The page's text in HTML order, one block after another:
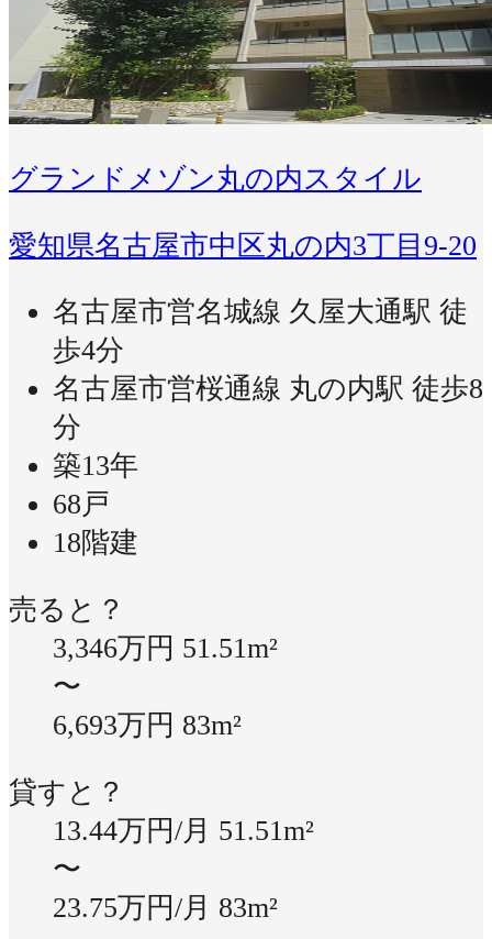
グランドメゾン丸の内スタイル
愛知県名古屋市中区丸の内3丁目9-20
名古屋市営名城線 久屋大通駅 徒
歩4分
名古屋市営桜通線 丸の内駅 徒歩8
分
築13年
68戸
18階建
売ると？
3,346万円 51.51m²
〜
6,693万円 83m²
貸すと？
13.44万円/月 51.51m²
〜
23.75万円/月 83m²